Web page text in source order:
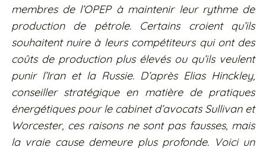
membres de l’OPEP à maintenir leur rythme de
production de pétrole. Certains croient qu’ils
souhaitent nuire à leurs compétiteurs qui ont des
coûts de production plus élevés ou qu’ils veulent
punir l’Iran et la Russie. D’après Elias Hinckley,
conseiller stratégique en matière de pratiques
énergétiques pour le cabinet d’avocats Sullivan et
Worcester, ces raisons ne sont pas fausses, mais
la vraie cause demeure plus profonde. Voici un